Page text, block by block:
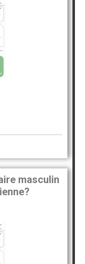
masculin